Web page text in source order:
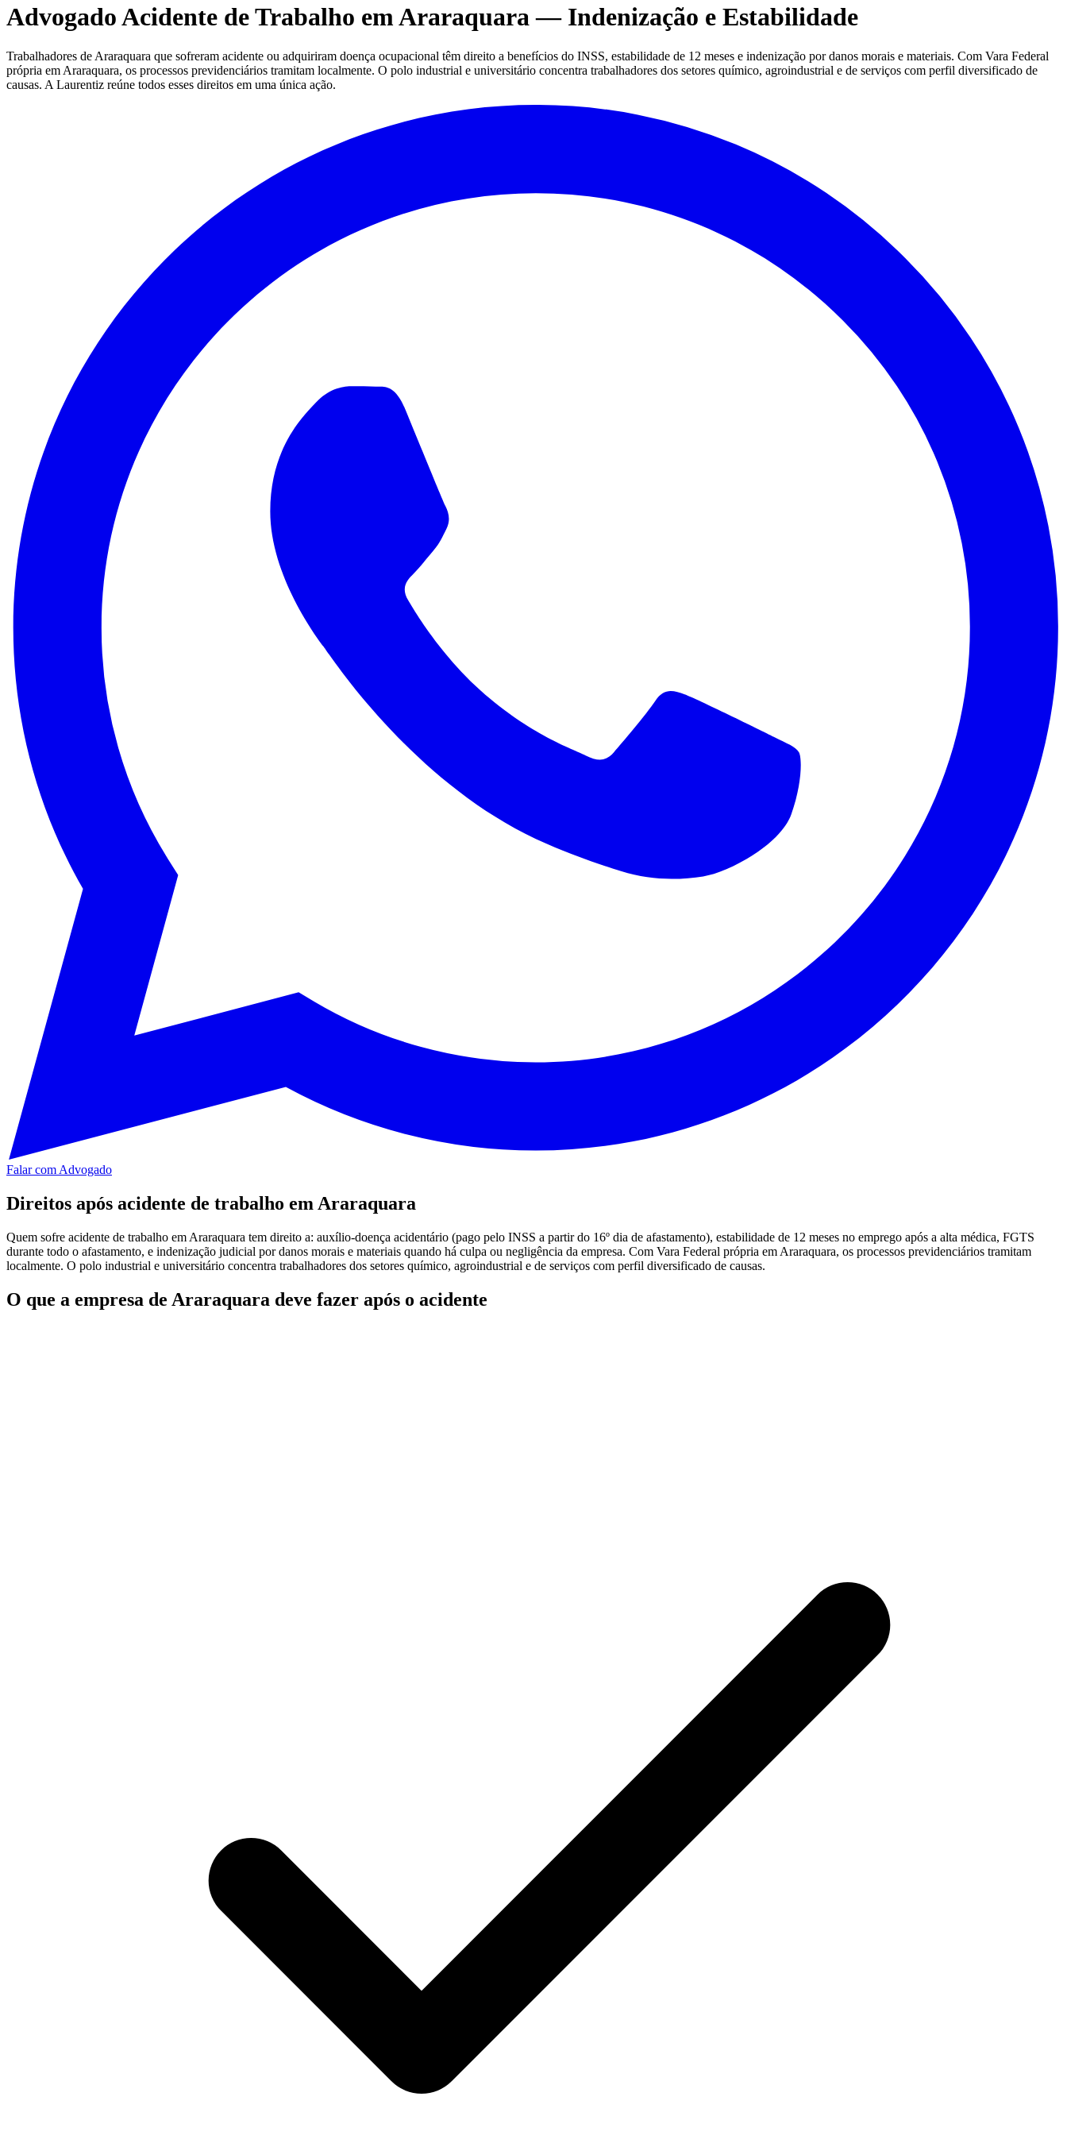
Advogado Acidente de Trabalho em Araraquara — Indenização e Estabilidade
Trabalhadores de Araraquara que sofreram acidente ou adquiriram doença ocupacional têm direito a benefícios do INSS, estabilidade de 12 meses e indenização por danos morais e materiais. Com Vara Federal
própria em Araraquara, os processos previdenciários tramitam localmente. O polo industrial e universitário concentra trabalhadores dos setores químico, agroindustrial e de serviços com perfil diversificado de
causas. A Laurentiz reúne todos esses direitos em uma única ação.
Falar com Advogado
Direitos após acidente de trabalho em Araraquara
Quem sofre acidente de trabalho em Araraquara tem direito a: auxílio-doença acidentário (pago pelo INSS a partir do 16º dia de afastamento), estabilidade de 12 meses no emprego após a alta médica, FGTS
durante todo o afastamento, e indenização judicial por danos morais e materiais quando há culpa ou negligência da empresa. Com Vara Federal própria em Araraquara, os processos previdenciários tramitam
localmente. O polo industrial e universitário concentra trabalhadores dos setores químico, agroindustrial e de serviços com perfil diversificado de causas.
O que a empresa de Araraquara deve fazer após o acidente